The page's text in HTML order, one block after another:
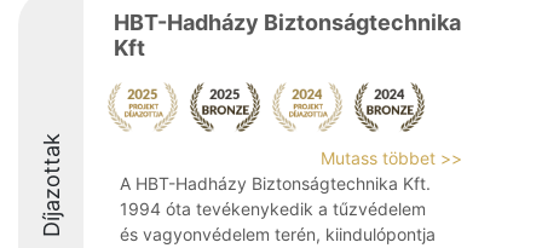
Díjazottak
HBT-Hadházy Biztonságtechnika
Kft
Mutass többet >>
A HBT-Hadházy Biztonságtechnika Kft.
1994 óta tevékenykedik a tűzvédelem
és vagyonvédelem terén, kiindulópontja